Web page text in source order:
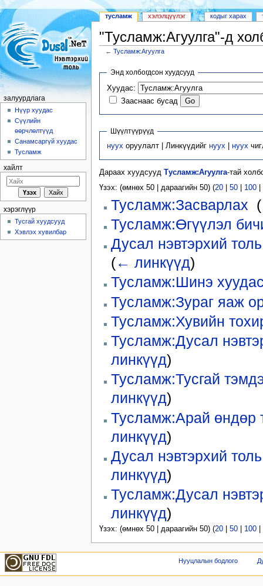
"Тусламж:Агуулга"-д
←Тусламж:Агуулга
Энд холбогдсон хуудсууд
Хуудас:
Зааснаас бусад
Шүүлтүүрүүд
нуух оруулалт | Линкүүдийгнуух |нуух
Дараах хуудсууд Тусламж:Агуулга-тай
Үзэх: (өмнөх 50 | дараагийн 50) (20| 50| 100|
Тусламж:Засварлах (
Тусламж:Өгүүлэл
Дусал нэвтэрхий
(← линкүүд)
Тусламж:Шинэ
Тусламж:Зураг яаж
Тусламж:Хувийн
Тусламж:Дусал
линкүүд)
Тусламж:Тусгай
линкүүд)
Тусламж:Арай өндөр
линкүүд)
Дусал нэвтэрхий
линкүүд)
Тусламж:Дусал
линкүүд)
Үзэх: (өмнөх 50 | дараагийн 50) (20| 50| 100|
тусламж хэлэлцүүлэг кодыг харах
залуурдлага
Нүүр хуудас
Сүүлийн
өөрчлөлтүүд
Санамсаргүй хуудас
Тусламж
хайлт
хэрэглүүр
Тусгай хуудсууд
Хэвлэх хувилбар
Нууцлалын бодлого